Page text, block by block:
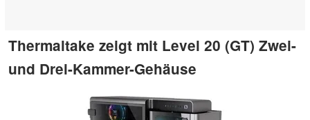
Thermaltake zeigt mit Level 20 (GT) Zwei-
und Drei-Kammer-Gehäuse